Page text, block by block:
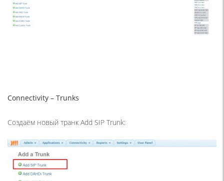
Connectivity – Trunks
Создаём новый транк Add SIP Trunk: